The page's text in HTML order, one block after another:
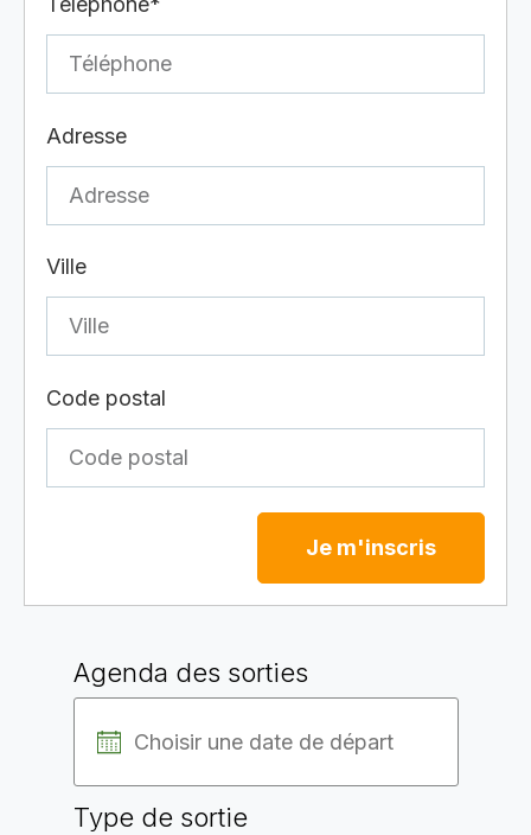
Adresse
Ville
Code postal
Je m'inscris
Agenda des sorties
Type de sortie